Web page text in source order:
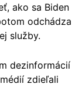
ako sa Biden
odchádza
služby.
dezinformácií
zdieľali